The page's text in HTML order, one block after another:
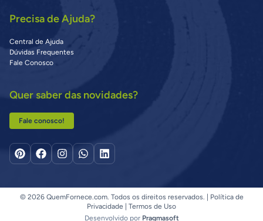
Precisa de Ajuda?
Central de Ajuda
Dúvidas Frequentes
Fale Conosco
Quer saber das novidades?
Fale conosco!
© 2026 QuemFornece.com. Todos os direitos reservados. |
Política de
Privacidade
Termos de Uso
Desenvolvido por Pragmasoft